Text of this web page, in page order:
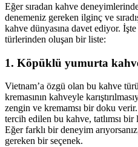
Eğer sıradan kahve
denemeniz gereken ilginç ve
kahve dünyasına davet ediyor.
türlerinden oluşan bir liste:
1. Köpüklü yumurta
Vietnam’a özgü olan bu kahve
kremasının kahveyle
zengin ve kremamsı bir doku
tercih edilen bu kahve, tatlımsı
Eğer farklı bir deneyim
gereken bir seçenek.